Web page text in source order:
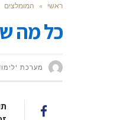
ראשי » המומלצים
כל מה
מערכת